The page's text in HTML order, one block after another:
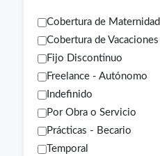
Cobertura de Maternidad
Cobertura de Vacaciones
Fijo Discontinuo
Freelance - Autónomo
Indefinido
Por Obra o Servicio
Prácticas - Becario
Temporal